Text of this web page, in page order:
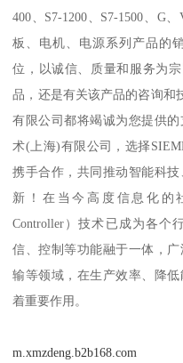
400、S7-1200、S7-1500、G
板、电机、电源系列产品的
位，以诚信、质量和服务为
品，还是有关该产品的咨询和
有限公司都将竭诚为您提供
术(上海)有限公司，选择
携手合作，共同推动智能科
新！在当今高度信息化的
Controller）技术已成为各个
信、控制等功能融于一体，
输等领域，在生产效率、降
着重要作用。
m.xmzdeng.b2b168.com